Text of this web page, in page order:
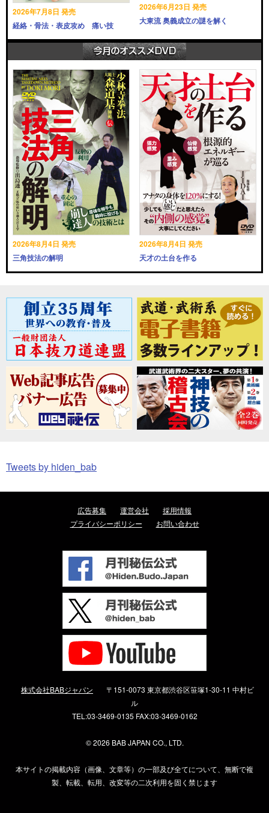
2026年7月8日 発売
経絡・骨法・表皮攻め 痛い技
2026年6月23日 発売
大東流 奥義成立の謎を解く
2026年8月4日 発売
三角技法の解明
2026年8月4日 発売
天才の土台を作る
Tweets by hiden_bab
広告募集 運営会社
採用情報
プライバシーポリシー
お問い合わせ
株式会社BABジャパン
〒151-0073 東京都渋谷区笹塚1-30-11 中村ビ
ル
TEL:03-3469-0135 FAX:03-3469-0162
©2026 BAB JAPAN CO., LTD.
本サイトの掲載内容（画像、文章等）の一部及び全てについて、無断で複
製、転載、転用、改変等の二次利用を固く禁じます